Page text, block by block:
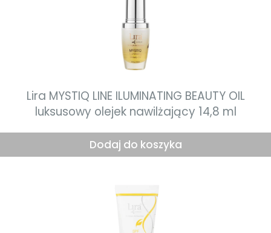
Lira MYSTIQ LINE ILUMINATING BEAUTY OIL
luksusowy olejek nawilżający 14,8 ml
Dodaj do koszyka